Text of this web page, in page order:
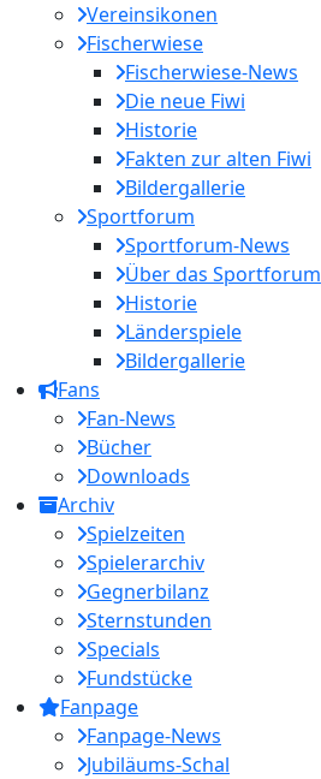
Vereinsikonen
Fischerwiese
Fischerwiese-News
Die neue Fiwi
Historie
Fakten zur alten Fiwi
Bildergallerie
Sportforum
Sportforum-News
Über das Sportforum
Historie
Länderspiele
Bildergallerie
Fans
Fan-News
Bücher
Downloads
Archiv
Spielzeiten
Spielerarchiv
Gegnerbilanz
Sternstunden
Specials
Fundstücke
Fanpage
Fanpage-News
Jubiläums-Schal